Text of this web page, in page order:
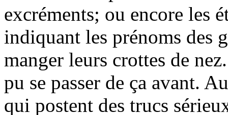
excréments; ou encore les
indiquant les prénoms des
manger leurs crottes de
pu se passer de ça avant.
qui postent des trucs